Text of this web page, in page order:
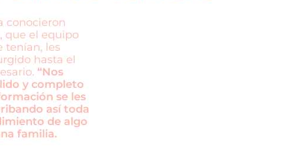
conocieron
que el equipo
tenían, les
hasta el
“Nos
y completo
se les
así toda
de algo
familia.